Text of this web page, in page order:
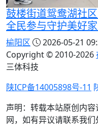
鼓楼街道鸳鸯湖社
全民参与守护美好
榆阳区
2026-05-21
Copyright © 2010-2026
三体科技
陕ICP备14005898号-11
声明：转载本站原创内
网，如有异议请联系我们